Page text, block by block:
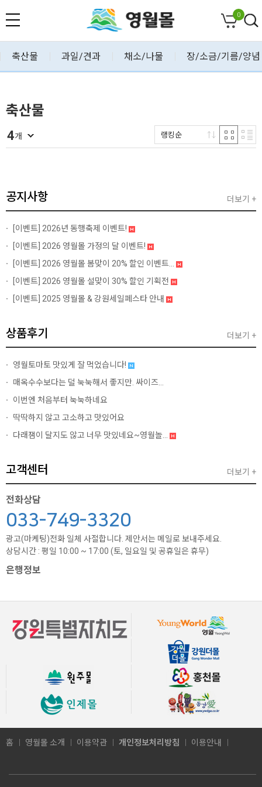
0
축산물 과일/견과 채소/나물 장/소금/기름/양념
축산물
4개 랭킹순
공지사항
[이벤트] 2026년 동행축제 이벤트!
[이벤트] 2026 영월몰 가정의 달 이벤트!
[이벤트] 2026 영월몰 봄맞이 20% 할인 이벤트...
[이벤트] 2026 영월몰 설맞이 30% 할인 기획전
[이벤트] 2025 영월몰 & 강원세일페스타 안내
더보기 +
상품후기
영월토마토 맛있게 잘 먹었습니다!
매옥수수보다는 덜 눅눅해서 좋지만. 싸이즈...
이번엔 처음부터 눅눅하네요
딱딱하지 않고 고소하고 맛있어요
다래잼이 달지도 않고 너무 맛있네요~영월놀...
더보기 +
고객센터
전화상담
033-749-3320
광고(마케팅)전화 일체 사절합니다. 제안서는 메일로 보내주세요.
상담시간 : 평일 10:00 ~ 17:00 (토, 일요일 및 공휴일은 휴무)
은행정보
더보기 +
홈 영월몰 소개 이용약관 개인정보처리방침 이용안내